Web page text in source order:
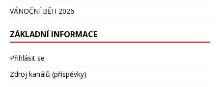
VÁNOČNÍ BĚH 2026
ZÁKLADNÍ INFORMACE
Přihlásit se
Zdroj kanálů (příspěvky)